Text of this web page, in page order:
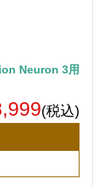
Neuron 3用
(税込)